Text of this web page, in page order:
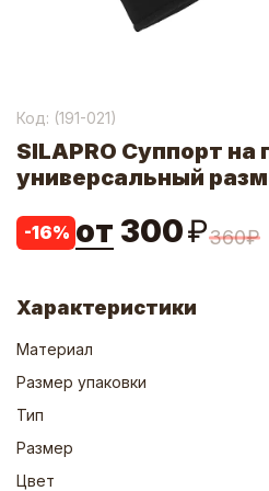
Код: (191-021)
SILAPRO Суппорт на
универсальный
-16% от 300₽360₽
Характеристики
Материал
Размер упаковки
Тип
Размер
Цвет